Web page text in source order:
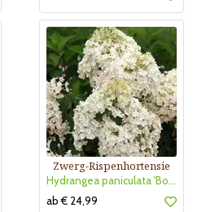
Zwerg-Rispenhortensie
Hydrangea paniculata 'Bobo'
ab € 24,99